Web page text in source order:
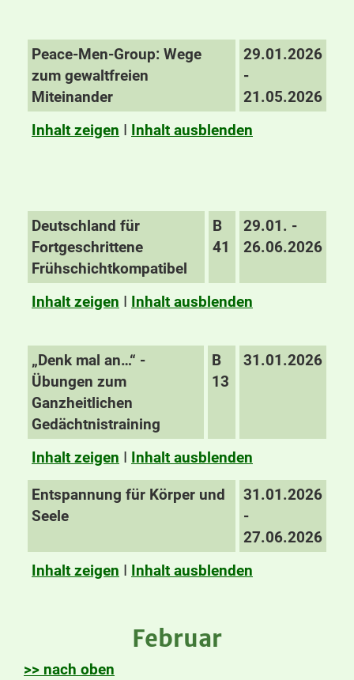
Peace-Men-Group: Wege
zum gewaltfreien
Miteinander
29.01.2026
-
21.05.2026
Inhalt zeigen I Inhalt ausblenden
Deutschland für
Fortgeschrittene
Frühschichtkompatibel
B
41
29.01. -
26.06.2026
Inhalt zeigen I Inhalt ausblenden
„Denk mal an…“ -
Übungen zum
Ganzheitlichen
Gedächtnistraining
B
13
31.01.2026
Inhalt zeigen I Inhalt ausblenden
Entspannung für Körper und
Seele
31.01.2026
-
27.06.2026
Inhalt zeigen I Inhalt ausblenden
Februar
>> nach oben